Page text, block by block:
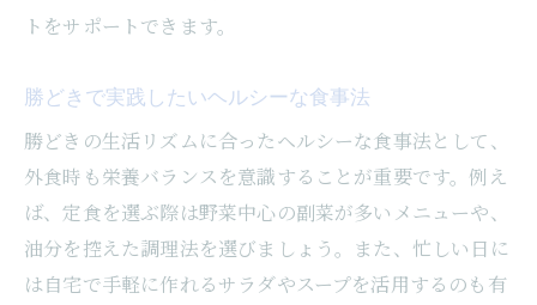
トをサポートできます。
勝どきで実践したいヘルシーな食事法
勝どきの生活リズムに合ったヘルシーな食事法として、
外食時も栄養バランスを意識することが重要です。例え
ば、定食を選ぶ際は野菜中心の副菜が多いメニューや、
油分を控えた調理法を選びましょう。また、忙しい日に
は自宅で手軽に作れるサラダやスープを活用するのも有